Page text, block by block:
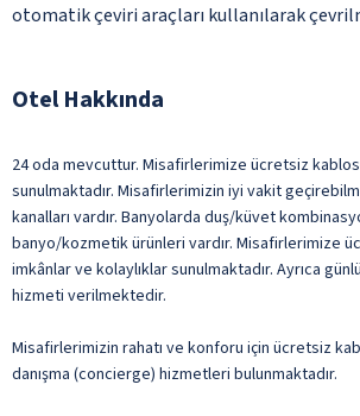
otomatik çeviri araçları kullanılarak
Otel Hakkında
24 oda mevcuttur. Misafirlerimize ücretsiz
sunulmaktadır. Misafirlerimizin iyi vakit
kanalları vardır. Banyolarda duş/küvet
banyo/kozmetik ürünleri vardır. Misafirlerimize
imkânlar ve kolaylıklar sunulmaktadır. Ayrıca
hizmeti verilmektedir.
Misafirlerimizin rahatı ve konforu için ücretsiz
danışma (concierge) hizmetleri bulunmaktadır.